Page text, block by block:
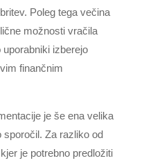
Poleg tega večina
možnosti vračila
izberejo
finančnim
je še ena velika
sporočil. Za razliko od
je potrebno predložiti